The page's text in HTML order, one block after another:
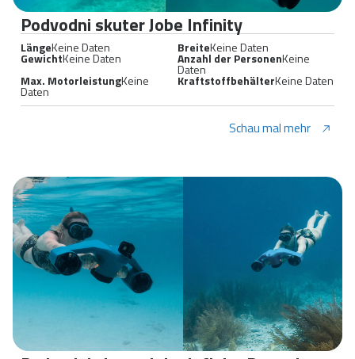
Podvodni skuter Jobe Infinity
LängeKeine Daten BreiteKeine Daten
GewichtKeine Daten Anzahl der PersonenKeine
Daten
Max. MotorleistungKeine
Daten
KraftstoffbehälterKeine Daten
Schau mal mehr